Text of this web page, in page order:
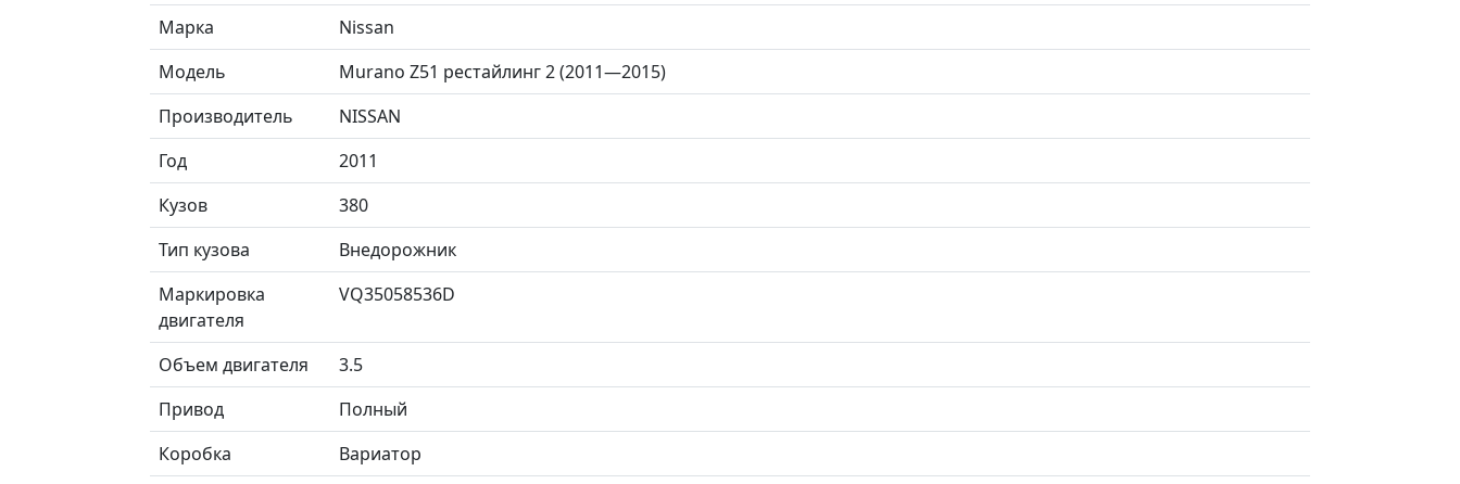
Марка
Nissan
Модель
Murano Z51 рестайлинг 2 (2011—2015)
Производитель
NISSAN
Год
2011
Кузов
380
Тип кузова
Внедорожник
Маркировка
двигателя
VQ35058536D
Объем двигателя
3.5
Привод
Полный
Коробка
Вариатор